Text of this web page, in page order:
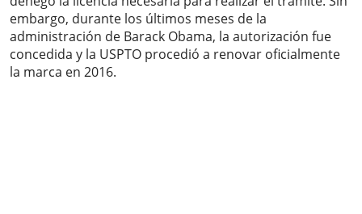
embargo, durante los últimos meses de la
administración de Barack Obama, la autorización fue
concedida y la USPTO procedió a renovar oficialmente
la marca en 2016.